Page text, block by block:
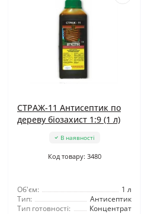
СТРАЖ-11 Антисептик по
дереву біозахист 1:9 (1 л)
В наявності
Код товару: 3480
Об'єм:
1 л
Тип:
Антисептик
Тип готовності:
Концентрат